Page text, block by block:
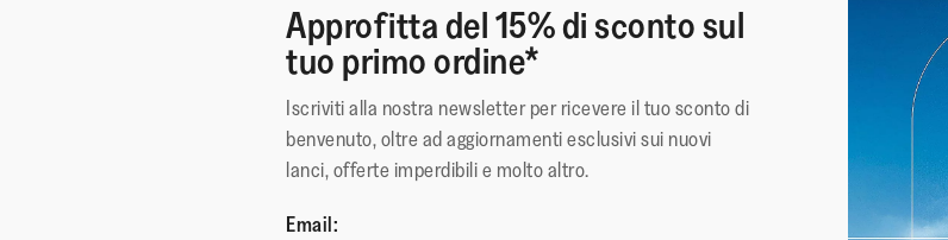
Approfitta del 15% di sconto sul
tuo primo ordine*
Iscriviti alla nostra newsletter per ricevere il tuo sconto di
benvenuto, oltre ad aggiornamenti esclusivi sui nuovi
lanci, offerte imperdibili e molto altro.
Email: